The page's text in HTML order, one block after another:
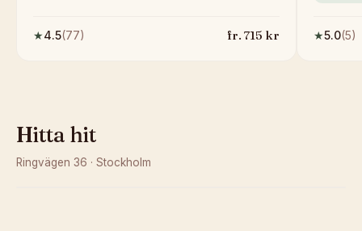
★4.5(77) fr. 715 kr ★5.0(5)
Hitta hit
Ringvägen 36 · Stockholm